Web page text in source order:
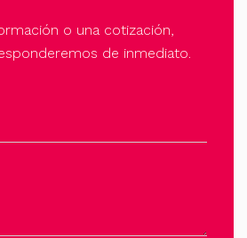
o una cotización,
de inmediato.